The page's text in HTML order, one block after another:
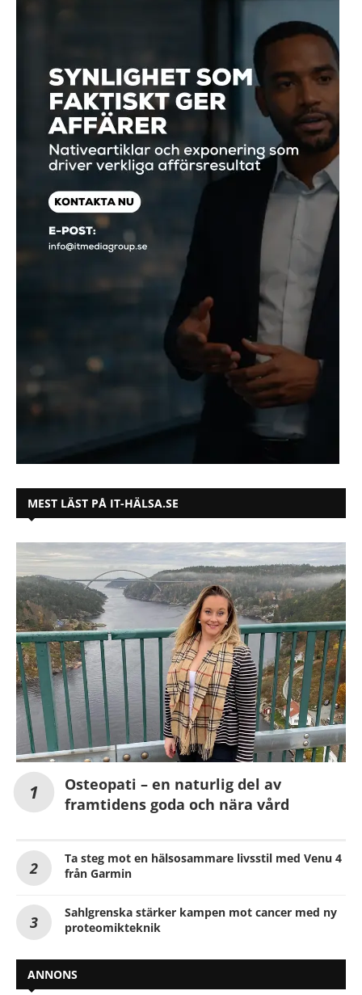
MEST LÄST PÅ IT-HÄLSA.SE
Osteopati – en naturlig del av
framtidens goda och nära vård
Ta steg mot en hälsosammare livsstil med Venu 4
från Garmin
Sahlgrenska stärker kampen mot cancer med ny
proteomikteknik
ANNONS